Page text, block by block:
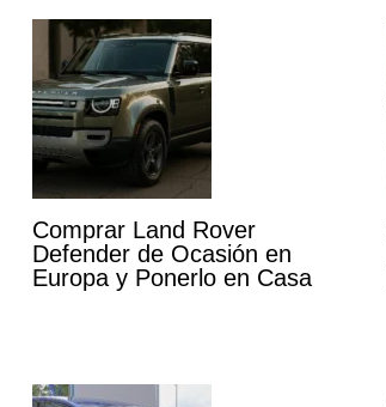
Comprar Land Rover
Defender de Ocasión en
Europa y Ponerlo en Casa